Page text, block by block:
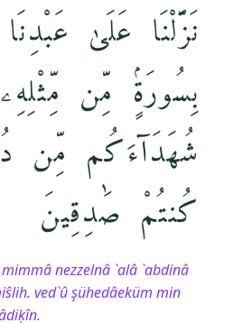
نَزَّلْنَا عَلَىٰ عَبْدِنَا
بِسُورَةٍۢ مِّن
شُهَدَآءَكُم مِّن
كُنتُمْ صَٰدِقِينَ
nezzelnâ `alâ `abdinâ
ved`û şühedâeküm min